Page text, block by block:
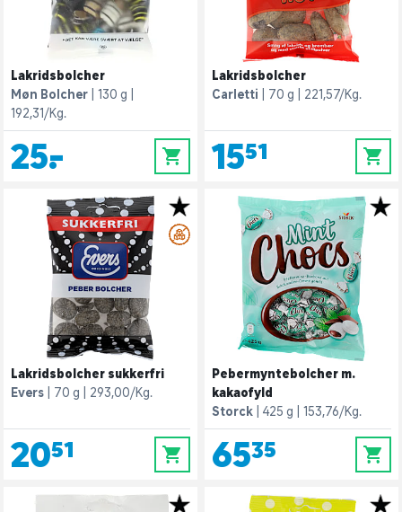
Lakridsbolcher
Møn Bolcher
130 g
192,31/Kg.
25,- 0
Lakridsbolcher
Carletti
70 g 221,57/Kg.
15,51 0
Lakridsbolcher sukkerfri
Evers
70 g 293,00/Kg.
20,51 0
Pebermyntebolcher m.
kakaofyld
Storck
425 g 153,76/Kg.
65,35 0